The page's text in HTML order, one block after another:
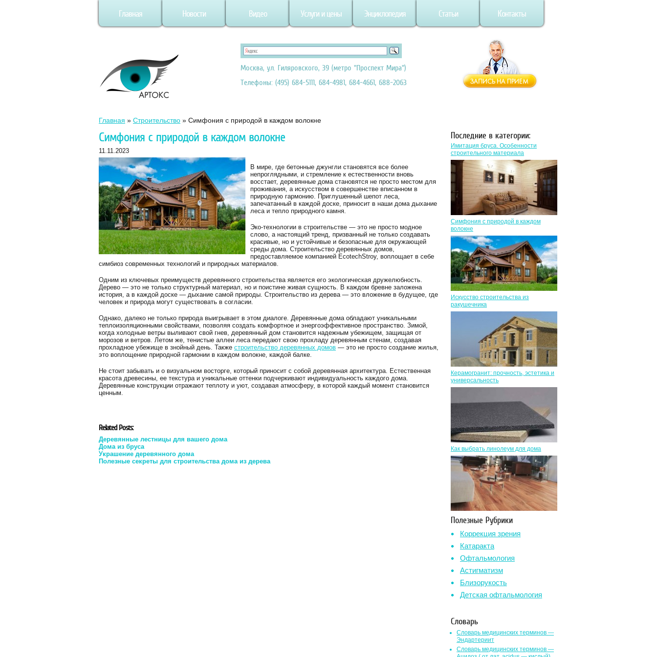
Главная Новости Видео Услуги и цены Энциклопедия Статьи Контакты
Москва, ул. Гиляровского, 39 (метро "Проспект Мира")
Телефоны: (495) 684-5111, 684-4981, 684-4661, 688-2063
Главная » Строительство » Симфония с природой в каждом волокне
Симфония с природой в каждом волокне
11.11.2023
В мире, где бетонные джунгли становятся все более
непроглядными, и стремление к естественности вновь
восстает, деревянные дома становятся не просто местом для
проживания, а искусством в совершенстве вписанном в
природную гармонию. Приглушенный шепот леса,
запечатанный в каждой доске, приносит в наши дома дыхание
леса и тепло природного камня.
Эко-технологии в строительстве — это не просто модное
слово, а настоящий тренд, призванный не только создавать
красивые, но и устойчивые и безопасные для окружающей
среды дома. Строительство деревянных домов,
предоставляемое компанией EcotechStroy, воплощает в себе
симбиоз современных технологий и природных материалов.
Одним из ключевых преимуществ деревянного строительства является его экологическая дружелюбность.
Дерево — это не только структурный материал, но и поистине живая сущность. В каждом бревне заложена
история, а в каждой доске — дыхание самой природы. Строительство из дерева — это вложение в будущее, где
человек и природа могут существовать в согласии.
Однако, далеко не только природа выигрывает в этом диалоге. Деревянные дома обладают уникальными
теплоизоляционными свойствами, позволяя создать комфортное и энергоэффективное пространство. Зимой,
когда холодные ветры выливают свой гнев, деревянный дом становится надежным убежищем, защищая от
морозов и ветров. Летом же, тенистые аллеи леса передают свою прохладу деревянным стенам, создавая
прохладное убежище в знойный день. Также строительство деревянных домов — это не просто создание жилья,
это воплощение природной гармонии в каждом волокне, каждой балке.
Не стоит забывать и о визуальном восторге, который приносит с собой деревянная архитектура. Естественная
красота древесины, ее текстура и уникальные оттенки подчеркивают индивидуальность каждого дома.
Деревянные конструкции отражают теплоту и уют, создавая атмосферу, в которой каждый момент становится
ценным.
Related Posts:
Деревянные лестницы для вашего дома
Дома из бруса
Украшение деревянного дома
Полезные секреты для строительства дома из дерева
Последние в категории:
Имитация бруса. Особенности
строительного материала
Симфония с природой в каждом
волокне
Искусство строительства из
ракушечника
Керамогранит: прочность, эстетика и
универсальность
Как выбрать линолеум для дома
Полезные Рубрики
Коррекция зрения
Катаракта
Офтальмология
Астигматизм
Близорукость
Детская офтальмология
Словарь
Словарь медицинских терминов —
Эндартериит
Словарь медицинских терминов —